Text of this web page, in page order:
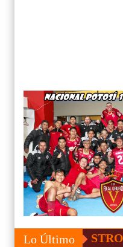
Lo Último
DEMOSTRO QUE